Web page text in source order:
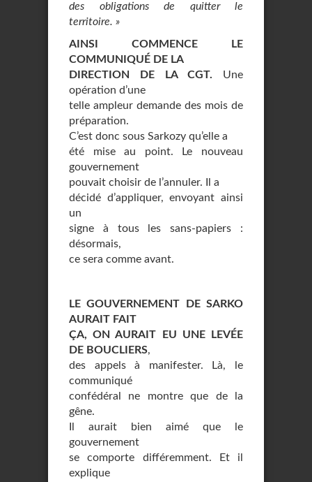
des obligations de quitter le
territoire. »
AINSI COMMENCE LE
COMMUNIQUÉ DE LA
DIRECTION DE LA CGT. Une
opération d’une
telle ampleur demande des mois de
préparation.
C’est donc sous Sarkozy qu’elle a
été mise au point. Le nouveau
gouvernement
pouvait choisir de l’annuler. Il a
décidé d’appliquer, envoyant ainsi
un
signe à tous les sans-papiers :
désormais,
ce sera comme avant.
LE GOUVERNEMENT DE SARKO
AURAIT FAIT
ÇA, ON AURAIT EU UNE LEVÉE
DE BOUCLIERS,
des appels à manifester. Là, le
communiqué
confédéral ne montre que de la
gêne.
Il aurait bien aimé que le
gouvernement
se comporte différemment. Et il
explique